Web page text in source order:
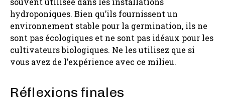
hydroponiques. Bien qu’ils fournissent un
environnement stable pour la germination, ils ne
sont pas écologiques et ne sont pas idéaux pour les
cultivateurs biologiques. Ne les utilisez que si
vous avez de l’expérience avec ce milieu.
Réflexions finales